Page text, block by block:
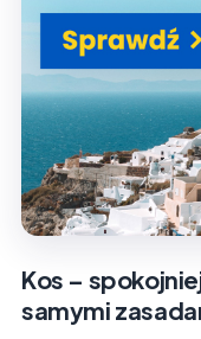
Kos –
samymi